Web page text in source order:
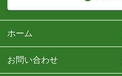
ホーム
お問い合わせ